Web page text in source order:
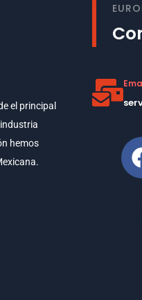
el principal
hemos